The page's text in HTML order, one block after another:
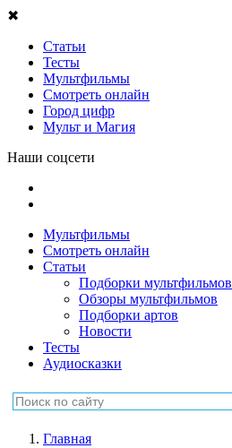
✖
Статьи
Тесты
Мультфильмы
Смотреть онлайн
Город цифр
Мульт и Магия
Наши соцсети
Мультфильмы
Смотреть онлайн
Статьи
Подборки мультфильмов
Обзоры мультфильмов
Подборки артов
Новости
Тесты
Аудиосказки
Главная